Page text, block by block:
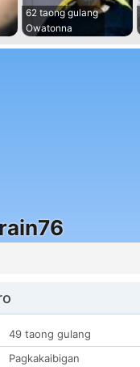
62 taong gulang
Owatonna
49 taong gulang
Pagkakaibigan